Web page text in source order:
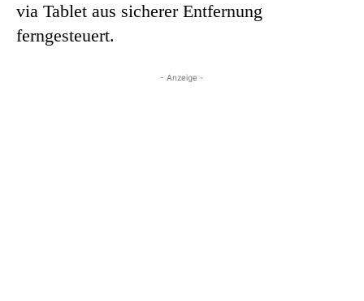
via Tablet aus sicherer Entfernung
ferngesteuert.
- Anzeige -